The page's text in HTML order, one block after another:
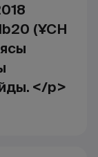
(ҰСН
</p>